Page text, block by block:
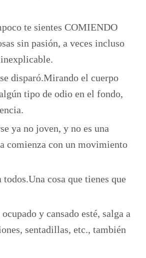
te sientes COMIENDO
sin pasión, a veces incluso
disparó.Mirando el cuerpo
tipo de odio en el fondo,
ya no joven, y no es una
comienza con un movimiento
cosa que tienes que
y cansado esté, salga a
sentadillas, etc., también